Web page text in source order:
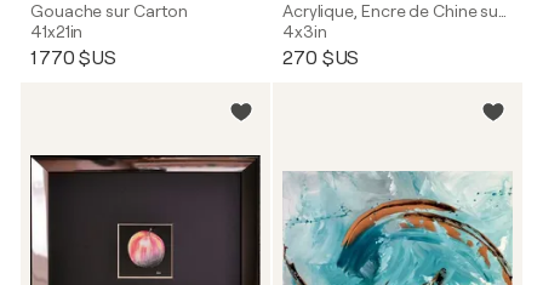
Gouache sur Carton
41x21in
1 770 $US
4x3in
270 $US